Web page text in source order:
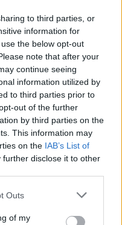
to third parties, or
information for
the below opt-out
note that after your
continue seeing
information utilized by
to third parties prior to
out of the further
by third parties on the
This information may
on the IAB’s List of
further disclose it to other
Outs
of my
una riforma
al cittadino
E favorirebbe
del senso civico.
dare un segnale,
della serietà
di voler
dei
una buona
cogliere al volo:
milioni e passa
pubblici loro